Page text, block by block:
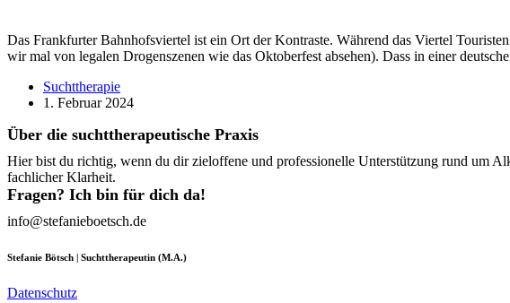
Das Frankfurter Bahnhofsviertel ist ein Ort der Kontraste. Während das Viertel
wir mal von legalen Drogenszenen wie das Oktoberfest absehen). Dass in einer
Suchttherapie
1. Februar 2024
Über die suchttherapeutische Praxis
Hier bist du richtig, wenn du dir zieloffene und professionelle Unterstützung rund um
fachlicher Klarheit.
Fragen? Ich bin für dich da!
info@stefanieboetsch.de
Stefanie Bötsch | Suchttherapeutin (M.A.)
Datenschutz